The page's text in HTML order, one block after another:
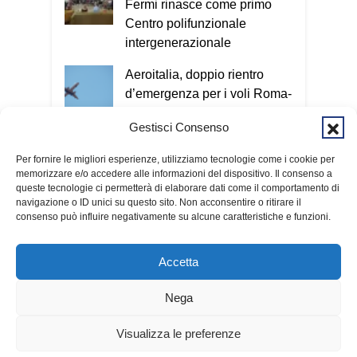
Gestisci Consenso
Per fornire le migliori esperienze, utilizziamo tecnologie come i cookie per
memorizzare e/o accedere alle informazioni del dispositivo. Il consenso a
queste tecnologie ci permetterà di elaborare dati come il comportamento di
navigazione o ID unici su questo sito. Non acconsentire o ritirare il
consenso può influire negativamente su alcune caratteristiche e funzioni.
Accetta
Nega
Visualizza le preferenze
volto e può colpire in qualsiasi
momento. Nel Vademecum non uso
termini tecnici, perché quello che conta
è capire il meccanismo: qualunque sia il
metodo utilizzato, l’obiettivo è sempre
entrare nella nostra vita e ottenere
denaro o informazioni personali. Per
gratuitamente il Vademecum dal sito
www.infotruffe.com, a condividerlo e a
parlarne con i propri familiari. Una
comunità informata è una comunità che
più fragili. Qui l’intervista a Radio
Facebook X
Fermi rinasce come primo
Centro polifunzionale
intergenerazionale
Aeroitalia, doppio rientro
d’emergenza per i voli Roma-
Sardegna: scatta l'allerta
gialla della Protezione civile
© 2026 Fondazione Kalaritana Media